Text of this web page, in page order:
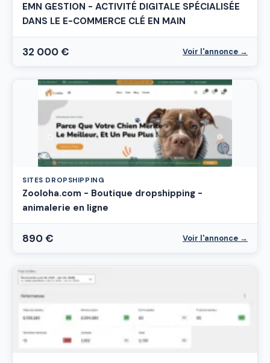
EMN GESTION - ACTIVITÉ DIGITALE SPÉCIALISÉE
DANS LE E-COMMERCE CLÉ EN MAIN
32 000 € Voir l'annonce →
SITES DROPSHIPPING
Zooloha.com - Boutique dropshipping -
animalerie en ligne
890 € Voir l'annonce →